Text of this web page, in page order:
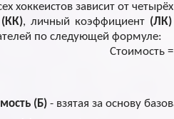
хоккеистов зависит от
(КК), личный коэффициент (ЛК)
по следующей формуле:
Стоимость
(Б) - взятая за основу